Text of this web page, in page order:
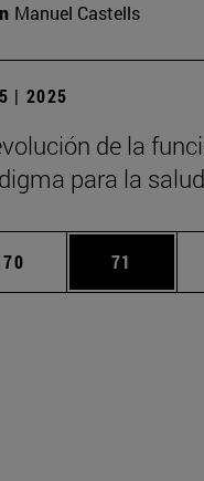
Manuel Castells
| 2025
de la
para la
Use TAB para
Página
70 Página
71